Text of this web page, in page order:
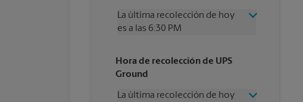
La última recolección de hoy
es a las 6:30 PM
Jueves
6:30 PM
Viernes
Sábado
2:30 PM
Hora de recolección de UPS
Ground
La última recolección de hoy